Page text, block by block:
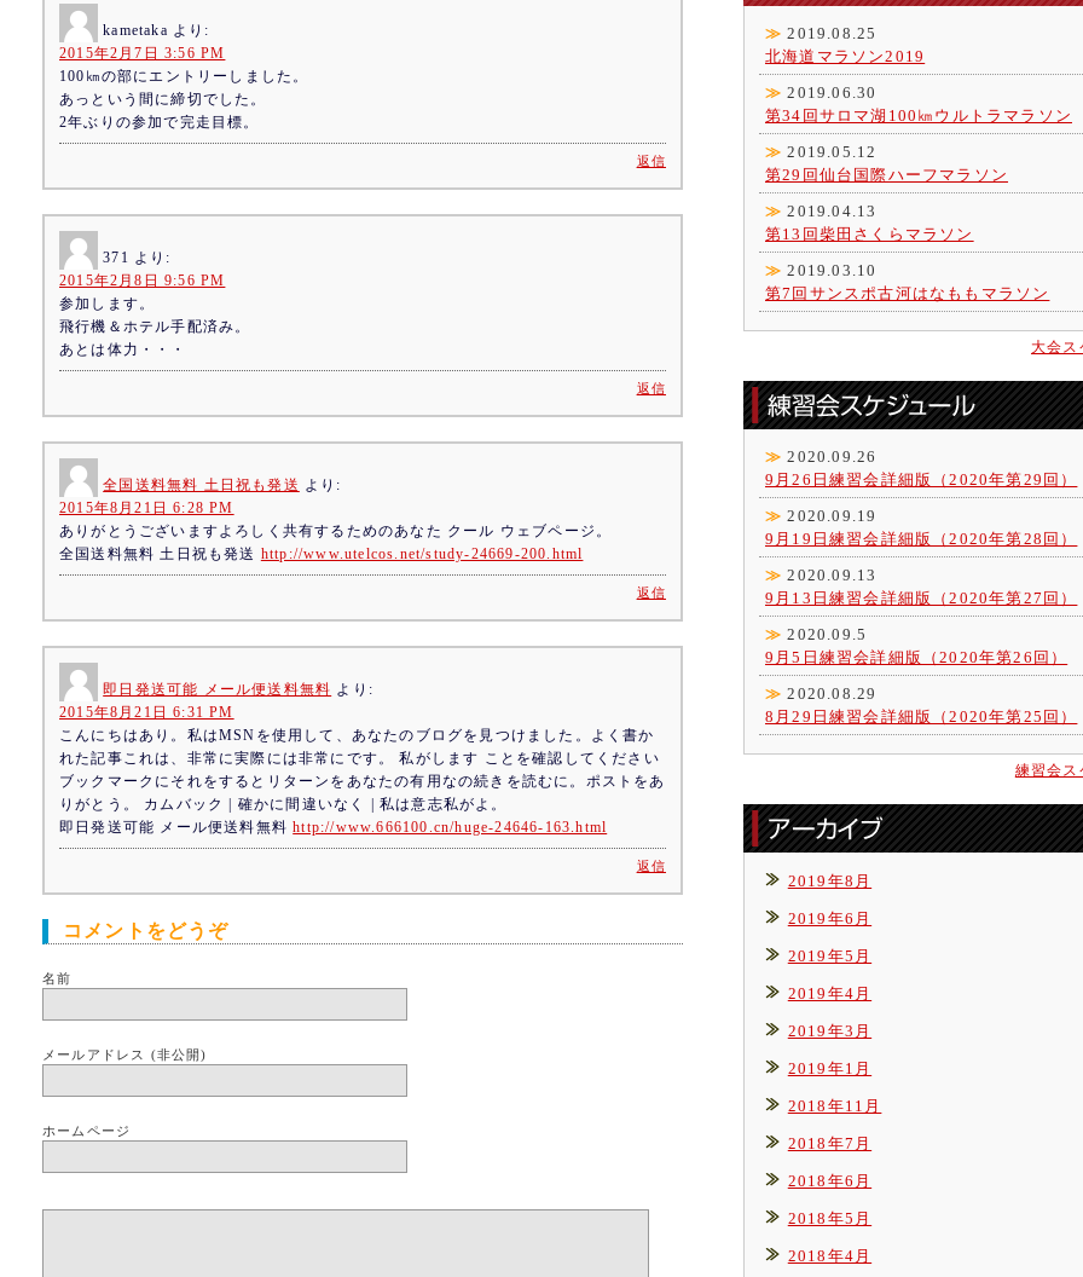
kametaka より:
2015年2月7日 3:56 PM
100㎞の部にエントリーしました。
あっという間に締切でした。
2年ぶりの参加で完走目標。
返信
371 より:
2015年2月8日 9:56 PM
参加します。
飛行機＆ホテル手配済み。
あとは体力・・・
返信
全国送料無料 土日祝も発送 より:
2015年8月21日 6:28 PM
ありがとうございますよろしく共有するためのあなた クール ウェブページ。
全国送料無料 土日祝も発送 http://www.utelcos.net/study-24669-200.html
返信
即日発送可能 メール便送料無料 より:
2015年8月21日 6:31 PM
こんにちはあり。私はMSNを使用して、あなたのブログを見つけました。よく書か
れた記事これは、非常に実際には非常にです。 私がします ことを確認してください
ブックマークにそれをするとリターンをあなたの有用なの続きを読むに。ポストをあ
りがとう。 カムバック | 確かに間違いなく | 私は意志私がよ。
即日発送可能 メール便送料無料http://www.666100.cn/huge-24646-163.html
返信
コメントをどうぞ
名前
メールアドレス (非公開)
ホームページ
≫ 2019.08.25
北海道マラソン2019
≫ 2019.06.30
第34回サロマ湖100㎞ウルトラマラソン
≫ 2019.05.12
第29回仙台国際ハーフマラソン
≫ 2019.04.13
第13回柴田さくらマラソン
≫ 2019.03.10
第7回サンスポ古河はなももマラソン
大会ス
≫ 2020.09.26
9月26日練習会詳細版（2020年第29回）
≫ 2020.09.19
9月19日練習会詳細版（2020年第28回）
≫ 2020.09.13
9月13日練習会詳細版（2020年第27回）
≫ 2020.09.5
9月5日練習会詳細版（2020年第26回）
≫ 2020.08.29
8月29日練習会詳細版（2020年第25回）
練習会ス
2019年8月
2019年6月
2019年5月
2019年4月
2019年3月
2019年1月
2018年11月
2018年7月
2018年6月
2018年5月
2018年4月